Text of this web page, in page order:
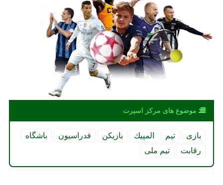
موضوع های مركز اسپرت
بازی تیم المپیك بازیكن فدراسیون
باشگاه
رقابت
تیم ملی